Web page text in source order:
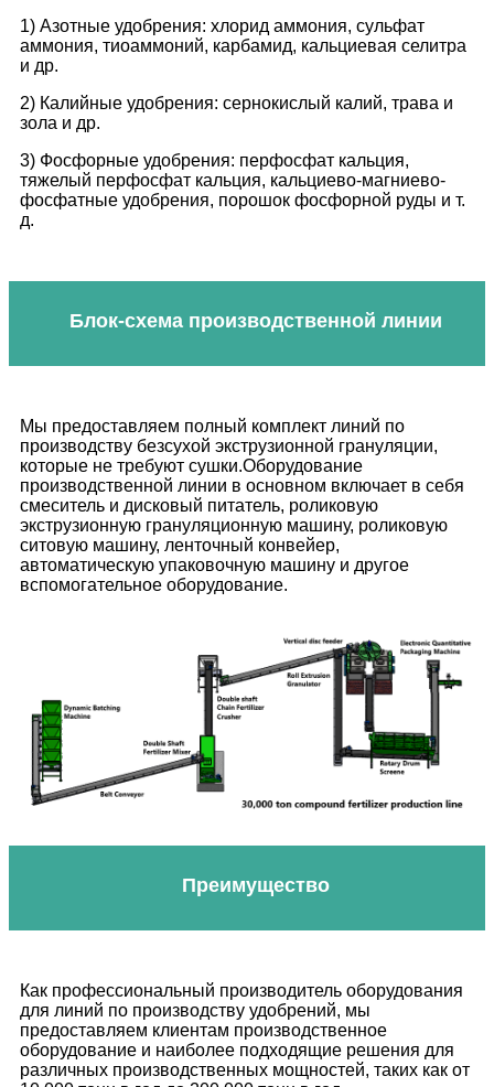
1) Азотные удобрения: хлорид аммония, сульфат
аммония, тиоаммоний, карбамид, кальциевая селитра
и др.
2) Калийные удобрения: сернокислый калий, трава и
зола и др.
3) Фосфорные удобрения: перфосфат кальция,
тяжелый перфосфат кальция, кальциево-магниево-
фосфатные удобрения, порошок фосфорной руды и т.
д.
Блок-схема производственной линии
Мы предоставляем полный комплект линий по
производству безсухой экструзионной грануляции,
которые не требуют сушки.Оборудование
производственной линии в основном включает в себя
смеситель и дисковый питатель, роликовую
экструзионную грануляционную машину, роликовую
ситовую машину, ленточный конвейер,
автоматическую упаковочную машину и другое
вспомогательное оборудование.
Преимущество
Как профессиональный производитель оборудования
для линий по производству удобрений, мы
предоставляем клиентам производственное
оборудование и наиболее подходящие решения для
различных производственных мощностей, таких как от